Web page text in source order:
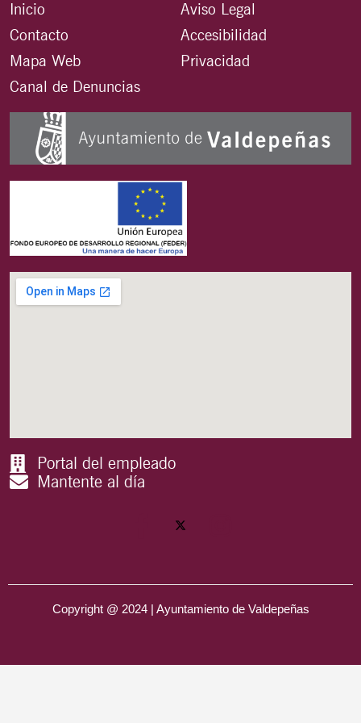
Inicio
Contacto
Mapa Web
Canal de Denuncias
Aviso Legal
Accesibilidad
Privacidad
Portal del empleado
Mantente al día
Copyright @ 2024 | Ayuntamiento de Valdepeñas